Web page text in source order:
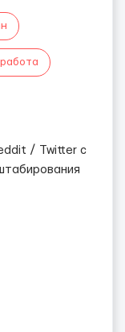
/ Twitter с